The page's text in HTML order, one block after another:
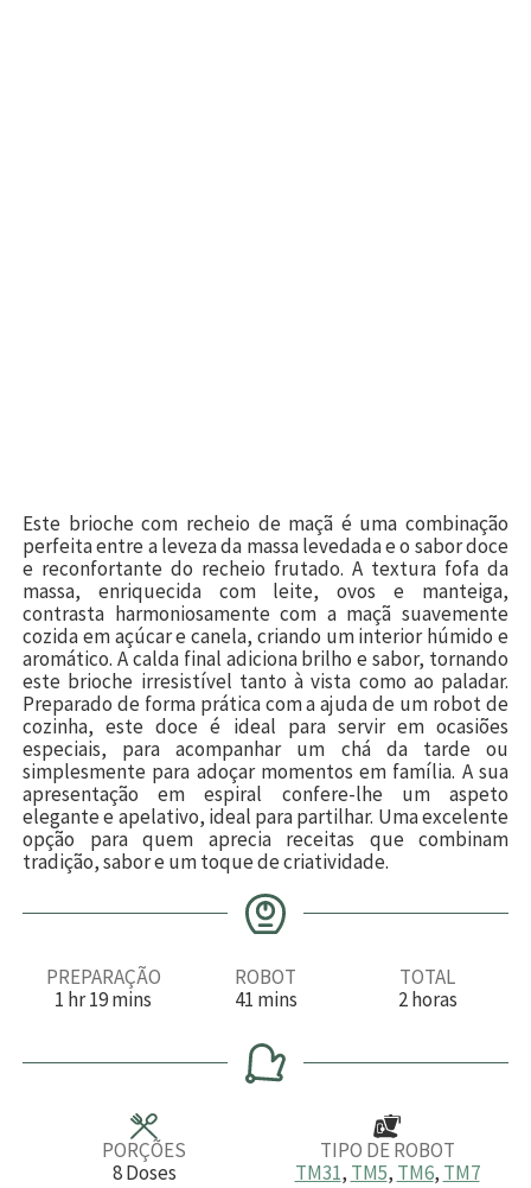
Este brioche com recheio de maçã é uma combinação
perfeita entre a leveza da massa levedada e o sabor doce
e reconfortante do recheio frutado. A textura fofa da
massa, enriquecida com leite, ovos e manteiga,
contrasta harmoniosamente com a maçã suavemente
cozida em açúcar e canela, criando um interior húmido e
aromático. A calda final adiciona brilho e sabor, tornando
este brioche irresistível tanto à vista como ao paladar.
Preparado de forma prática com a ajuda de um robot de
cozinha, este doce é ideal para servir em ocasiões
especiais, para acompanhar um chá da tarde ou
simplesmente para adoçar momentos em família. A sua
apresentação em espiral confere-lhe um aspeto
elegante e apelativo, ideal para partilhar. Uma excelente
opção para quem aprecia receitas que combinam
tradição, sabor e um toque de criatividade.
PREPARAÇÃO
1 h
a
hr19m
u
mins
ROBOT
41m
n
u
t
mins
TOTAL
2h
a
horas
PORÇÕES
8 Doses
TIPO DE ROBOT
TM31, TM5, TM6, TM7